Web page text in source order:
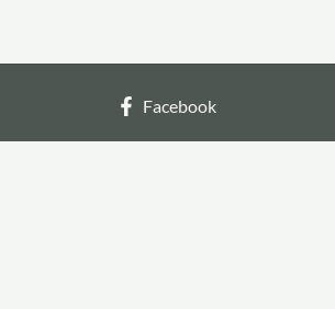
Facebook